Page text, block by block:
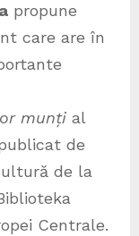
propune
care are în
munți al
de
de la
Centrale.